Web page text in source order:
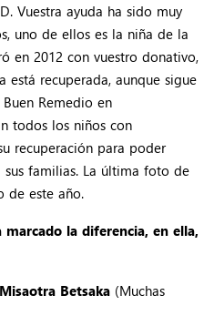
Vuestra ayuda ha sido muy
uno de ellos es la niña de la
en 2012 con vuestro donativo,
recuperada, aunque sigue
Remedio en
todos los niños con
recuperación para poder
familias. La última foto de
de este año.
la diferencia, en ella,
Misaotra Betsaka (Muchas